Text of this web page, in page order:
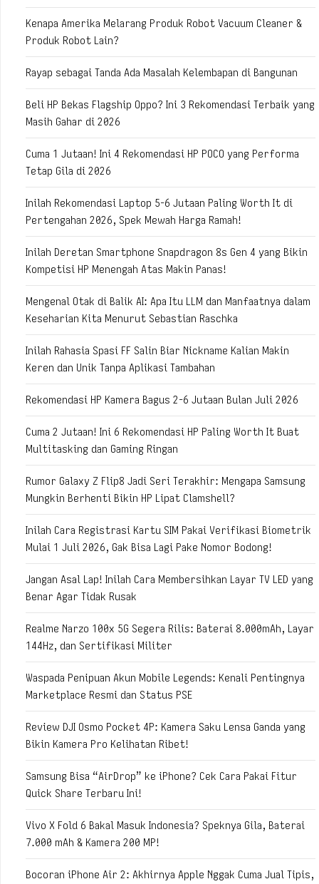
Kenapa Amerika Melarang Produk Robot Vacuum Cleaner &
Produk Robot Lain?
Rayap sebagai Tanda Ada Masalah Kelembapan di Bangunan
Beli HP Bekas Flagship Oppo? Ini 3 Rekomendasi Terbaik yang
Masih Gahar di 2026
Cuma 1 Jutaan! Ini 4 Rekomendasi HP POCO yang Performa
Tetap Gila di 2026
Inilah Rekomendasi Laptop 5-6 Jutaan Paling Worth It di
Pertengahan 2026, Spek Mewah Harga Ramah!
Inilah Deretan Smartphone Snapdragon 8s Gen 4 yang Bikin
Kompetisi HP Menengah Atas Makin Panas!
Mengenal Otak di Balik AI: Apa Itu LLM dan Manfaatnya dalam
Keseharian Kita Menurut Sebastian Raschka
Inilah Rahasia Spasi FF Salin Biar Nickname Kalian Makin
Keren dan Unik Tanpa Aplikasi Tambahan
Rekomendasi HP Kamera Bagus 2-6 Jutaan Bulan Juli 2026
Cuma 2 Jutaan! Ini 6 Rekomendasi HP Paling Worth It Buat
Multitasking dan Gaming Ringan
Rumor Galaxy Z Flip8 Jadi Seri Terakhir: Mengapa Samsung
Mungkin Berhenti Bikin HP Lipat Clamshell?
Inilah Cara Registrasi Kartu SIM Pakai Verifikasi Biometrik
Mulai 1 Juli 2026, Gak Bisa Lagi Pake Nomor Bodong!
Jangan Asal Lap! Inilah Cara Membersihkan Layar TV LED yang
Benar Agar Tidak Rusak
Realme Narzo 100x 5G Segera Rilis: Baterai 8.000mAh, Layar
144Hz, dan Sertifikasi Militer
Waspada Penipuan Akun Mobile Legends: Kenali Pentingnya
Marketplace Resmi dan Status PSE
Review DJI Osmo Pocket 4P: Kamera Saku Lensa Ganda yang
Bikin Kamera Pro Kelihatan Ribet!
Samsung Bisa “AirDrop” ke iPhone? Cek Cara Pakai Fitur
Quick Share Terbaru Ini!
Vivo X Fold 6 Bakal Masuk Indonesia? Speknya Gila, Baterai
7.000 mAh & Kamera 200 MP!
Bocoran iPhone Air 2: Akhirnya Apple Nggak Cuma Jual Tipis,